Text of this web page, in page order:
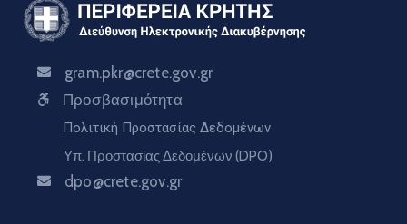
gram.pkr@crete.gov.gr
Προσβασιμότητα
Πολιτική Προστασίας Δεδομένων
Υπ. Προστασίας Δεδομένων (DPO)
dpo@crete.gov.gr